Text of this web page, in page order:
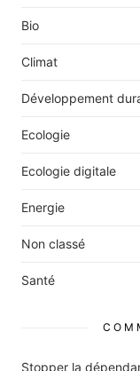
Bio
Climat
Développement
Ecologie
Ecologie digitale
Energie
Non classé
Santé
Stopper la